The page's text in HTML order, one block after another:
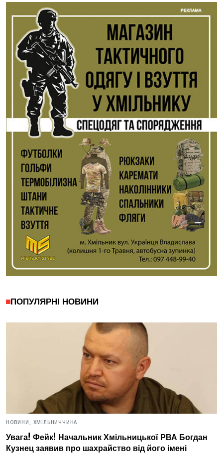
ПОПУЛЯРНІ НОВИНИ
НОВИНИ, ХМІЛЬНИЧЧИНА
Увага! Фейк! Начальник Хмільницької РВА Богдан
Кузнец заявив про шахрайство від його імені